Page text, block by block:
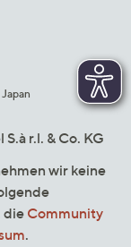
Japan
r.l. & Co. KG
wir keine
die Community
.